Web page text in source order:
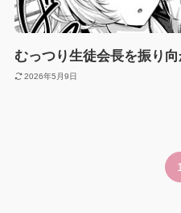
むっつり生徒会長を振り向
2026年5月9日
1